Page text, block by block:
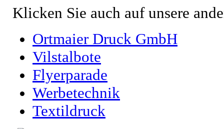
Klicken Sie auch auf unsere
Ortmaier Druck GmbH
Vilstalbote
Flyerparade
Werbetechnik
Textildruck